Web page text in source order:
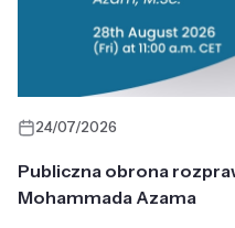
24/07/2026
Publiczna obrona
Mohammada Azama